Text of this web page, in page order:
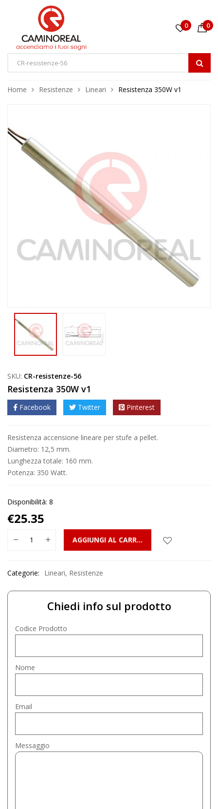
0 0
Home Resistenze Lineari Resistenza 350W v1
SKU: CR-resistenze-56
Resistenza 350W v1
Facebook Twitter Pinterest
Resistenza accensione lineare per stufe a pellet.
Diametro: 12,5 mm.
Lunghezza totale: 160 mm.
Potenza: 350 Watt.
Disponibilità: 8
€25.35
AGGIUNGI AL CARRELLO
Categorie: Lineari, Resistenze
Chiedi info sul prodotto
Codice Prodotto
Nome
Email
Messaggio